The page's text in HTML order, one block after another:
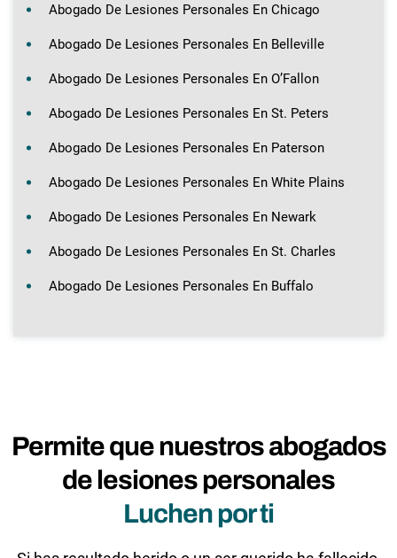
Abogado De Lesiones Personales En Chicago
Abogado De Lesiones Personales En Belleville
Abogado De Lesiones Personales En O’Fallon
Abogado De Lesiones Personales En St. Peters
Abogado De Lesiones Personales En Paterson
Abogado De Lesiones Personales En White Plains
Abogado De Lesiones Personales En Newark
Abogado De Lesiones Personales En St. Charles
Abogado De Lesiones Personales En Buffalo
Permite que nuestros abogados
de lesiones personales
Luchen por ti